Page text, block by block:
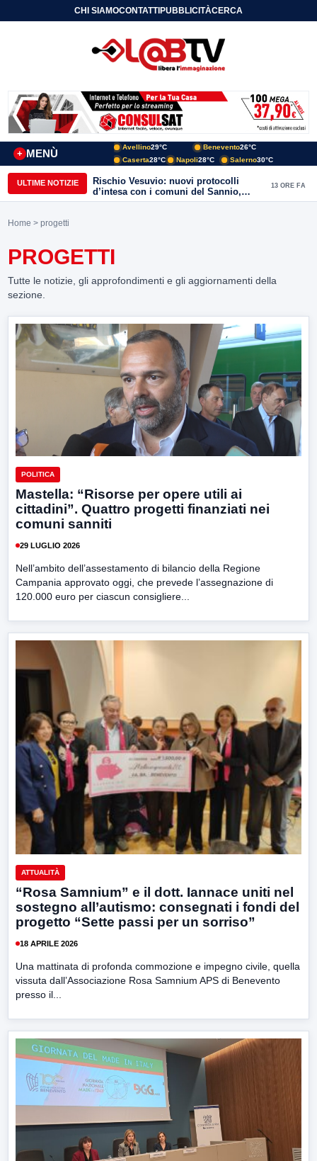
CHI SIAMOCONTATTIPUBBLICITÀCERCA
MENÙ
+
Avellino29°C Benevento26°C
Caserta28°C Napoli28°C Salerno30°C
ULTIME NOTIZIE
Rischio Vesuvio: nuovi protocolli
d’intesa con i comuni del Sannio,
firmato il protocollo con Arpaise
13 ORE FA
Home > progetti
PROGETTI
Tutte le notizie, gli approfondimenti e gli aggiornamenti della
sezione.
POLITICA
Mastella: “Risorse per opere utili ai
cittadini”. Quattro progetti finanziati nei
comuni sanniti
29 LUGLIO 2026
Nell’ambito dell’assestamento di bilancio della Regione
Campania approvato oggi, che prevede l’assegnazione di
120.000 euro per ciascun consigliere...
ATTUALITÀ
“Rosa Samnium” e il dott. Iannace uniti nel
sostegno all’autismo: consegnati i fondi del
progetto “Sette passi per un sorriso”
18 APRILE 2026
Una mattinata di profonda commozione e impegno civile, quella
vissuta dall’Associazione Rosa Samnium APS di Benevento
presso il...